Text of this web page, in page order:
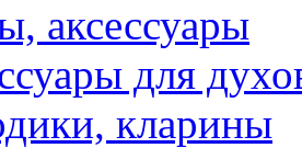
аксессуары
для
кларины